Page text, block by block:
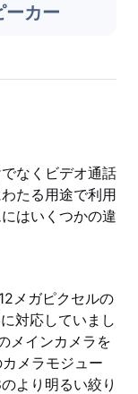
ーカー
なくビデオ通話
たる用途で利用
はいくつかの違
メガピクセルの
対応していまし
メインカメラを
メラモジュー
より明るい絞り